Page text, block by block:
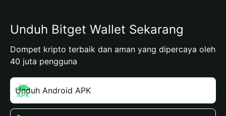
Unduh Bitget Wallet Sekarang
Dompet kripto terbaik dan aman yang dipercaya oleh
40 juta pengguna
Unduh Android APK